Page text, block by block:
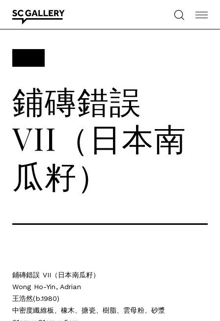
content
鋪磚錯誤
VII（日本南
瓜籽）
鋪磚錯誤 VII（日本南瓜籽）
Wong Ho-Yin, Adrian
王浩然(b.1980)
中密度纖維板、橡木、搪瓷、樹脂、雲母粉、砂漿